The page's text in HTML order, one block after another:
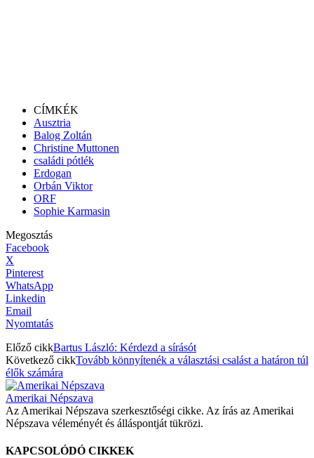
CÍMKÉK
Ausztria
Balog Zoltán
Christine Muttonen
családi pótlék
Erdogan
Orbán Viktor
ORF
Sophie Karmasin
Megosztás
Facebook
X
Pinterest
WhatsApp
Linkedin
Email
Nyomtatás
Előző cikkBartus László: Kérdezd a sírásót
Következő cikkTovább könnyítenék a választási csalást a határon túl
élők számára
Amerikai Népszava
Az Amerikai Népszava szerkesztőségi cikke. Az írás az Amerikai
Népszava véleményét és álláspontját tükrözi.
KAPCSOLÓDÓ CIKKEK